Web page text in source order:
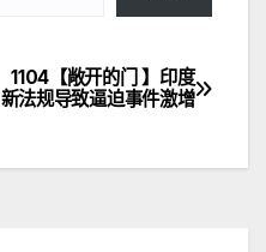
1104【敞开的门 】印度
新法规导致逼迫事件激增